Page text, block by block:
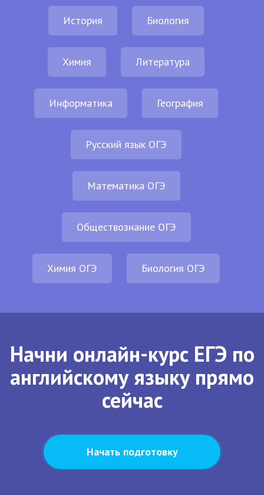
История Биология
Химия Литература
Информатика География
Русский язык ОГЭ
Математика ОГЭ
Обществознание ОГЭ
Химия ОГЭ Биология ОГЭ
Начни онлайн-курс ЕГЭ по
английскому языку прямо
сейчас
Начать подготовку